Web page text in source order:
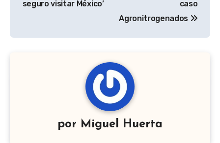
seguro visitar México’
caso
Agronitrogenados
por Miguel Huerta